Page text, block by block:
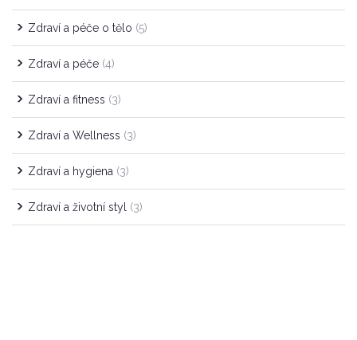
Zdraví a péče o tělo (5)
Zdraví a péče (4)
Zdraví a fitness (3)
Zdraví a Wellness (3)
Zdraví a hygiena (3)
Zdraví a životní styl (3)